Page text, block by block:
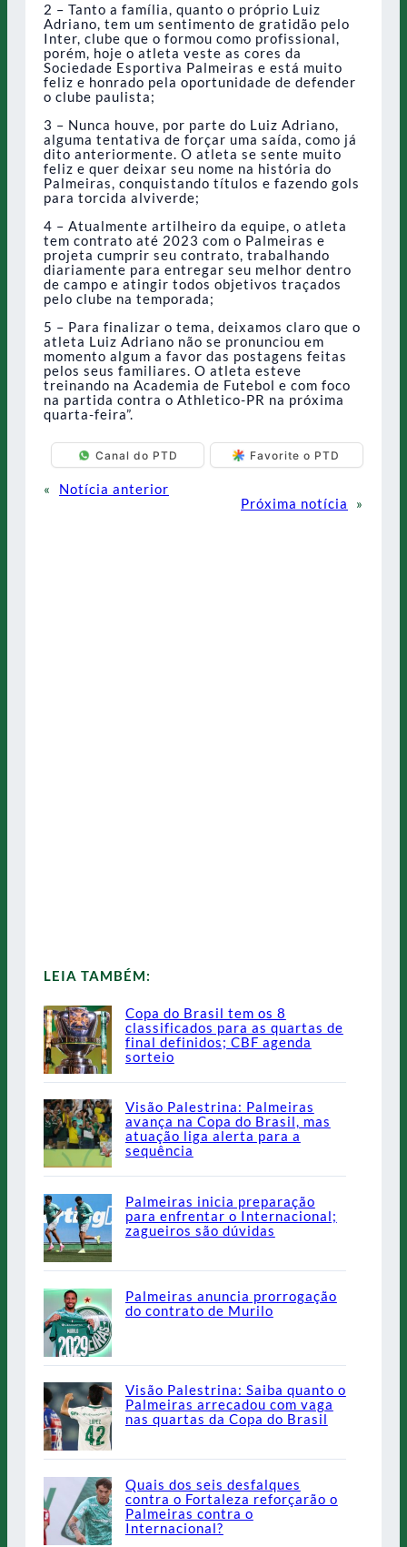
2 – Tanto a família, quanto o próprio Luiz
Adriano, tem um sentimento de gratidão pelo
Inter, clube que o formou como profissional,
porém, hoje o atleta veste as cores da
Sociedade Esportiva Palmeiras e está muito
feliz e honrado pela oportunidade de defender
o clube paulista;
3 – Nunca houve, por parte do Luiz Adriano,
alguma tentativa de forçar uma saída, como já
dito anteriormente. O atleta se sente muito
feliz e quer deixar seu nome na história do
Palmeiras, conquistando títulos e fazendo gols
para torcida alviverde;
4 – Atualmente artilheiro da equipe, o atleta
tem contrato até 2023 com o Palmeiras e
projeta cumprir seu contrato, trabalhando
diariamente para entregar seu melhor dentro
de campo e atingir todos objetivos traçados
pelo clube na temporada;
5 – Para finalizar o tema, deixamos claro que o
atleta Luiz Adriano não se pronunciou em
momento algum a favor das postagens feitas
pelos seus familiares. O atleta esteve
treinando na Academia de Futebol e com foco
na partida contra o Athletico-PR na próxima
quarta-feira”.
Canal do PTD Favorite o PTD
«
Notícia anterior
Próxima notícia
»
LEIA TAMBÉM:
Copa do Brasil tem os 8
classificados para as quartas de
final definidos; CBF agenda
sorteio
Visão Palestrina: Palmeiras
avança na Copa do Brasil, mas
atuação liga alerta para a
sequência
Palmeiras inicia preparação
para enfrentar o Internacional;
zagueiros são dúvidas
Palmeiras anuncia prorrogação
do contrato de Murilo
Visão Palestrina: Saiba quanto o
Palmeiras arrecadou com vaga
nas quartas da Copa do Brasil
Quais dos seis desfalques
contra o Fortaleza reforçarão o
Palmeiras contra o
Internacional?